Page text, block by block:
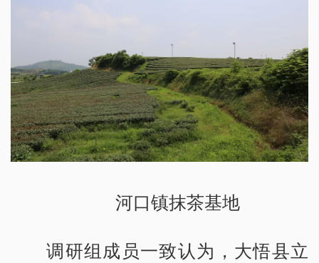
河口镇抹茶基地
调研组成员一致认为，大悟县立